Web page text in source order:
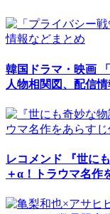
韓国ドラマ・映画
人物相関図、配信
レコメンド 『世に
＋α！トラウマ名作